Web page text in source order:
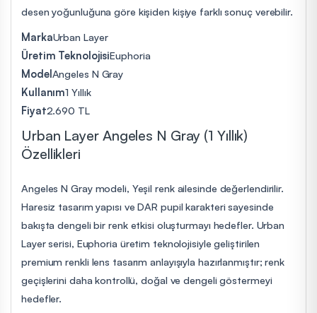
desen yoğunluğuna göre kişiden kişiye farklı sonuç verebilir.
MarkaUrban Layer
Üretim TeknolojisiEuphoria
ModelAngeles N Gray
Kullanım1 Yıllık
Fiyat2.690 TL
Urban Layer Angeles N Gray (1 Yıllık)
Özellikleri
Angeles N Gray modeli, Yeşil renk ailesinde değerlendirilir.
Haresiz tasarım yapısı ve DAR pupil karakteri sayesinde
bakışta dengeli bir renk etkisi oluşturmayı hedefler. Urban
Layer serisi, Euphoria üretim teknolojisiyle geliştirilen
premium renkli lens tasarım anlayışıyla hazırlanmıştır; renk
geçişlerini daha kontrollü, doğal ve dengeli göstermeyi
hedefler.